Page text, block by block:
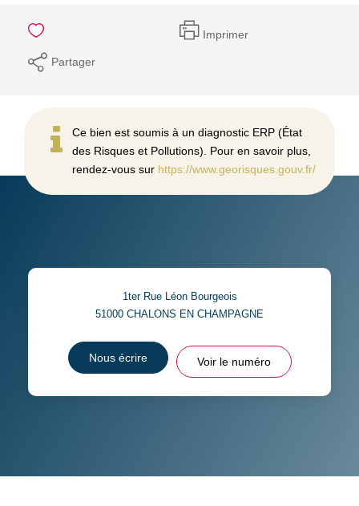
Imprimer
Partager
Ce bien est soumis à un diagnostic ERP (État
des Risques et Pollutions). Pour en savoir plus,
rendez-vous sur https://www.georisques.gouv.fr/
1ter Rue Léon Bourgeois
51000 CHALONS EN CHAMPAGNE
Nous écrire Voir le numéro